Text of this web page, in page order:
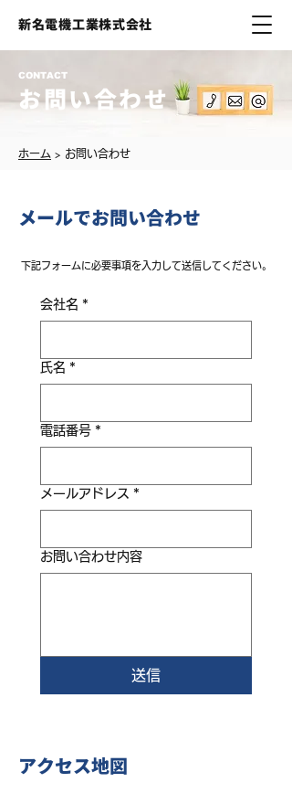
新名電機工業株式会社
CONTACT
お問い合わせ
ホーム > お問い合わせ
メールでお問い合わせ
下記フォームに必要事項を入力して送信してください。
会社名 *
氏名 *
電話番号 *
メールアドレス *
お問い合わせ内容
送信
アクセス地図